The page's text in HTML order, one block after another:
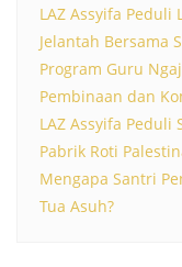
LAZ Assyifa
Jelantah Bersama
Program Guru
Pembinaan dan
LAZ Assyifa
Pabrik Roti
Mengapa Santri
Tua Asuh?